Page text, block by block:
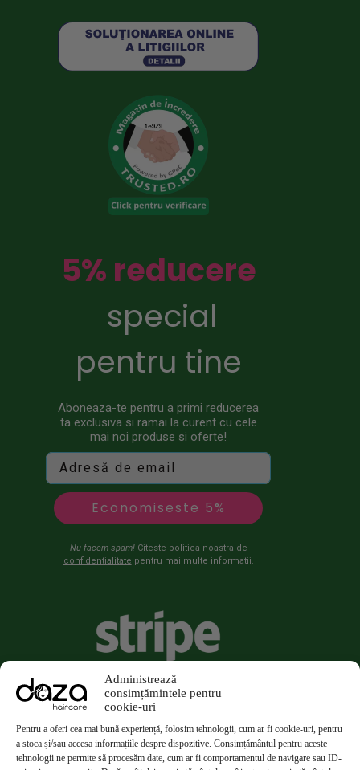
5% reducere
special
pentru tine
Aboneaza-te pentru a primi reducerea
ta exclusiva si ramai la curent cu cele
mai noi produse si oferte!
Economiseste 5%
Nu facem spam!Citeste politica noastra de
confidentialitate pentru mai multe informatii.
Administrează
consimțămintele pentru
cookie-uri
Pentru a oferi cea mai bună experiență, folosim tehnologii, cum ar fi cookie-uri, pentru
a stoca și/sau accesa informațiile despre dispozitive. Consimțământul pentru aceste
tehnologii ne permite să procesăm date, cum ar fi comportamentul de navigare sau ID-